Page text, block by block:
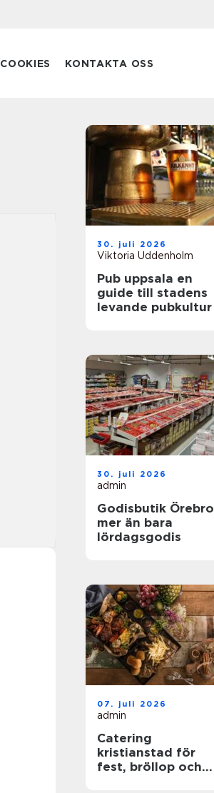
COOKIES KONTAKTA OSS
30. juli 2026
Viktoria Uddenholm
Pub uppsala en
guide till stadens
levande pubkultur
30. juli 2026
admin
Godisbutik Örebro
mer än bara
lördagsgodis
07. juli 2026
admin
Catering
kristianstad för
fest, bröllop och